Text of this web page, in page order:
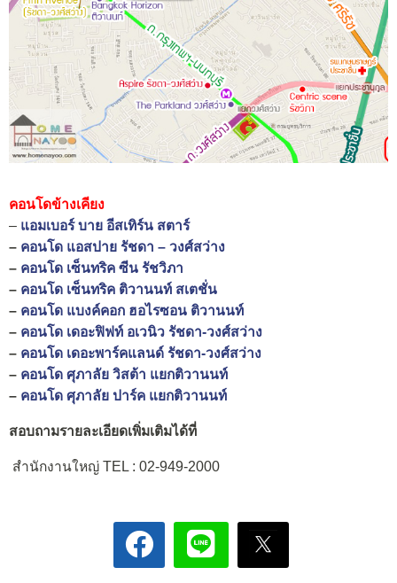
คอนโดข้างเคียง
– แอมเบอร์ บาย อีสเทิร์น สตาร์
– คอนโด แอสปาย รัชดา – วงศ์สว่าง
– คอนโด เซ็นทริค ซีน รัชวิภา
– คอนโด เซ็นทริค ติวานนท์ สเตชั่น
– คอนโด แบงค์คอก ฮอไรซอน ติวานนท์
– คอนโด เดอะฟิฟท์ อเวนิว รัชดา-วงศ์สว่าง
– คอนโด เดอะพาร์คแลนด์ รัชดา-วงศ์สว่าง
– คอนโด ศุภาลัย วิสต้า แยกติวานนท์
– คอนโด ศุภาลัย ปาร์ค แยกติวานนท์
สอบถามรายละเอียดเพิ่มเติมได้ที่
สำนักงานใหญ่ TEL : 02-949-2000